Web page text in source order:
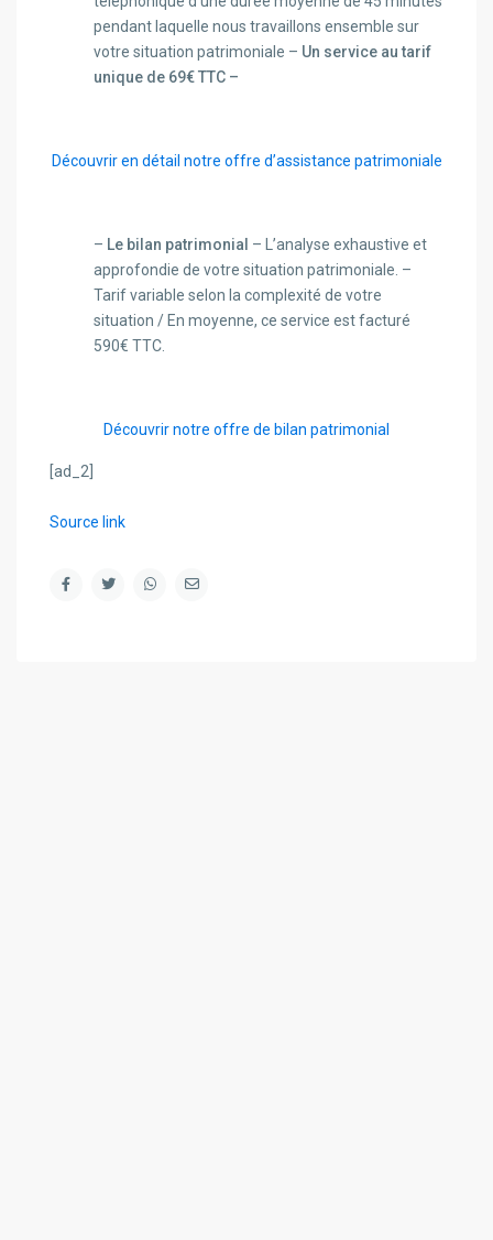
pendant laquelle nous travaillons ensemble sur
votre situation patrimoniale – Un service au tarif
unique de 69€ TTC –
Découvrir en détail notre offre d’assistance patrimoniale
– Le bilan patrimonial – L’analyse exhaustive et
approfondie de votre situation patrimoniale. –
Tarif variable selon la complexité de votre
situation / En moyenne, ce service est facturé
590€ TTC.
Découvrir notre offre de bilan patrimonial
[ad_2]
Source link